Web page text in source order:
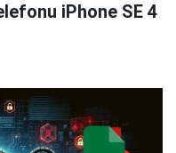
iPhone SE 4